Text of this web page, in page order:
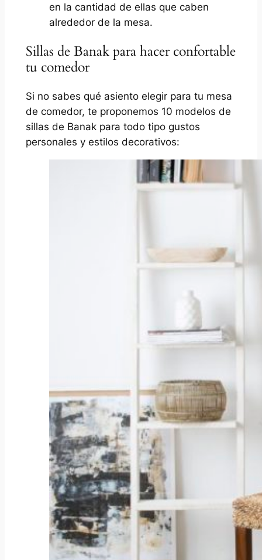
en la cantidad de ellas que caben
alrededor de la mesa.
Sillas de Banak para hacer confortable
tu comedor
Si no sabes qué asiento elegir para tu mesa
de comedor, te proponemos 10 modelos de
sillas de Banak para todo tipo gustos
personales y estilos decorativos: